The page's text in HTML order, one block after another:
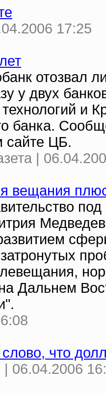
17:25
отозвал
у двух
и
банка.
сайте ЦБ.
|
вещания
Дальнем
что
06.04.2006